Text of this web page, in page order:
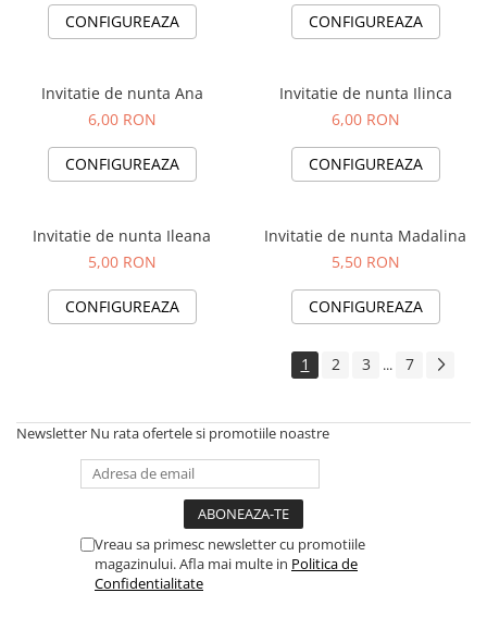
CONFIGUREAZA CONFIGUREAZA
Invitatie de nunta Ana
6,00 RON
CONFIGUREAZA
Invitatie de nunta Ilinca
6,00 RON
CONFIGUREAZA
Invitatie de nunta Ileana
5,00 RON
CONFIGUREAZA
Invitatie de nunta Madalina
5,50 RON
CONFIGUREAZA
1 2 3 ... 7
Newsletter Nu rata ofertele si promotiile noastre
Vreau sa primesc newsletter cu promotiile
magazinului. Afla mai multe in Politica de
Confidentialitate